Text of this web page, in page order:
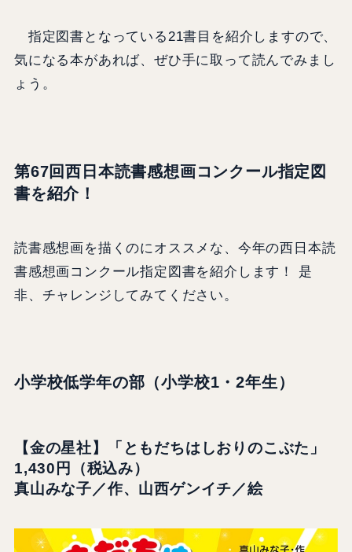
指定図書となっている21書目を紹介しますので、
気になる本があれば、ぜひ手に取って読んでみまし
ょう。
第67回西日本読書感想画コンクール指定図
書を紹介！
読書感想画を描くのにオススメな、今年の西日本読
書感想画コンクール指定図書を紹介します！ 是
非、チャレンジしてみてください。
小学校低学年の部（小学校1・2年生）
【金の星社】「ともだちはしおりのこぶた」
1,430円（税込み）
真山みな子／作、山西ゲンイチ／絵